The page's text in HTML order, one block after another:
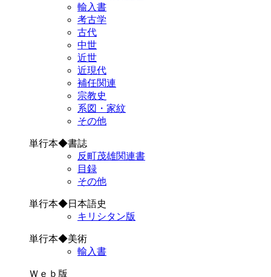
輸入書
考古学
古代
中世
近世
近現代
補任関連
宗教史
系図・家紋
その他
単行本◆書誌
反町茂雄関連書
目録
その他
単行本◆日本語史
キリシタン版
単行本◆美術
輸入書
Ｗｅｂ版